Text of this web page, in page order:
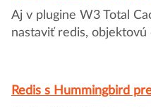
Aj v plugine W3 Total
nastaviť redis, objektovú
Redis s Hummingbird